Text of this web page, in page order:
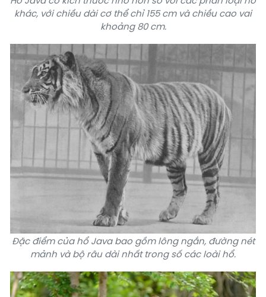
khác, với chiều dài cơ thể chỉ 155 cm và chiều cao vai
khoảng 80 cm.
Đặc điểm của hổ Java bao gồm lông ngắn, đường nét
mảnh và bộ râu dài nhất trong số các loài hổ.